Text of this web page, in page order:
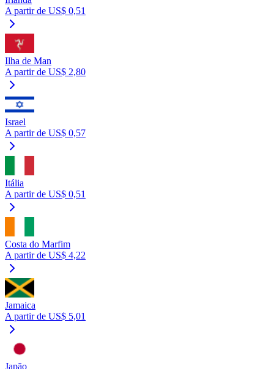
A partir de US$ 0,51
Ilha de Man
A partir de US$ 2,80
Israel
A partir de US$ 0,57
Itália
A partir de US$ 0,51
Costa do Marfim
A partir de US$ 4,22
Jamaica
A partir de US$ 5,01
Japão